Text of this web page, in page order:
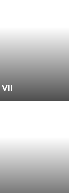
VII